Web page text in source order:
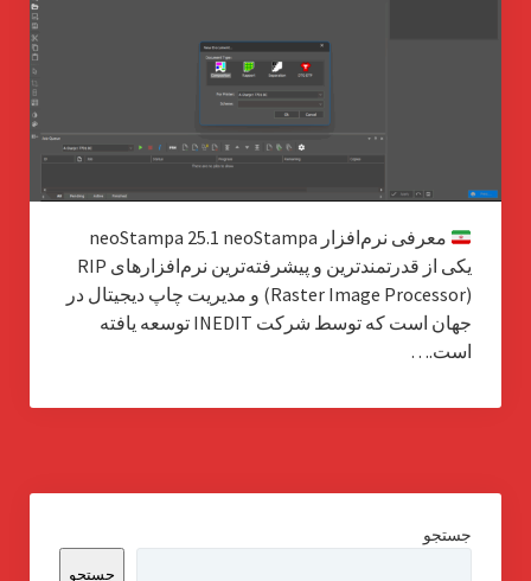
معرفی نرم‌افزار neoStampa 25.1 neoStampa
یکی از قدرتمندترین و پیشرفته‌ترین نرم‌افزارهای RIP
(Raster Image Processor) و مدیریت چاپ دیجیتال در
جهان است که توسط شرکت INEDIT توسعه یافته
است.…
جستجو
جستجو